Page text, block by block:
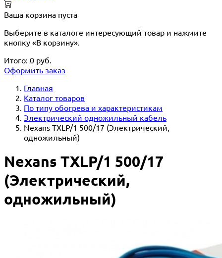
Ваша корзина пуста
Выберите в каталоге интересующий товар и нажмите
кнопку «В корзину».
Итого: 0 руб.
Оформить заказ
Главная
Каталог товаров
По типу обогрева и характеристикам
Электрический одножильный кабель
Nexans TXLP/1 500/17 (Электрический,
одножильный)
Nexans TXLP/1 500/17
(Электрический,
одножильный)